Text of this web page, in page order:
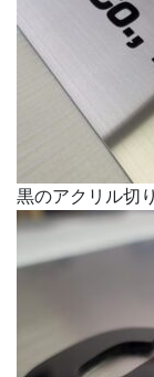
黒のアクリル切